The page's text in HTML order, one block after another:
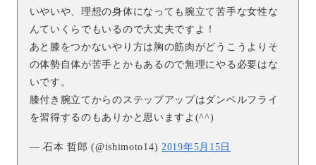
いやいや、理想の身体になっても腕立て苦手な女性な
んていくらでもいるので大丈夫ですよ！
あと膝をつかないやり方は胸の筋肉がどうこうよりそ
の体勢自体が苦手とかもあるので無理にやる必要はな
いです。
膝付き腕立てからのステップアップはダンベルフライ
を習得するのもありかと思いますよ(^^)
— 石本 哲郎 (@ishimoto14) 2019年5月15日